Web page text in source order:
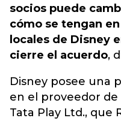
socios puede
cómo se tengan
locales de Disney
cierre el acuerdo,
Disney posee una
en el proveedor de
Tata Play Ltd., que